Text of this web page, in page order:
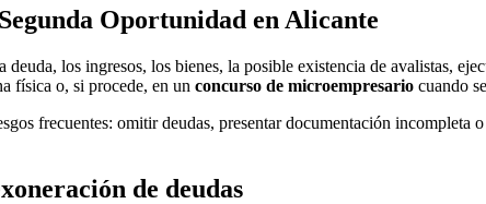
Oportunidad en Alicante
los ingresos, los bienes, la posible existencia de avalistas,
física o, si procede, en un concurso de microempresario cuando
frecuentes: omitir deudas, presentar documentación incompleta
de deudas